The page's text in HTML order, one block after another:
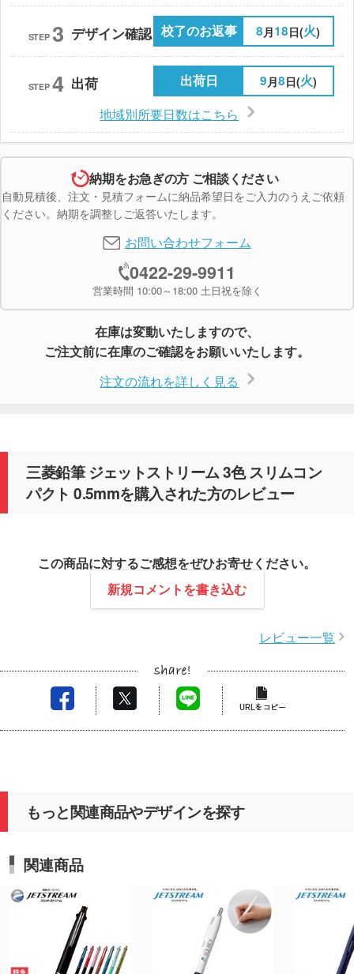
STEP 3 デザイン確認 校了のお返事 8 月18日(火)
STEP 4 出荷 出荷日 9 月8日(火)
地域別所要日数はこちら
納期をお急ぎの方 ご相談ください
自動見積後、注文・見積フォームに納品希望日をご入力のうえご依頼
ください。納期を調整しご返答いたします。
お問い合わせフォーム
0422-29-9911
営業時間 10:00～18:00 土日祝を除く
在庫は変動いたしますので、
ご注文前に在庫のご確認をお願いいたします。
注文の流れを詳しく見る
三菱鉛筆 ジェットストリーム 3色 スリムコン
パクト 0.5mmを購入された方のレビュー
この商品に対するご感想をぜひお寄せください。
新規コメントを書き込む
レビュー一覧
もっと関連商品やデザインを探す
関連商品